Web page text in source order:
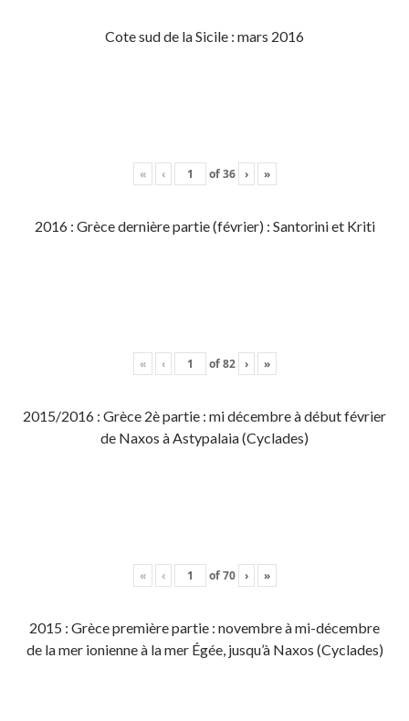
Cote sud de la Sicile : mars 2016
« ‹ of36 › »
2016 : Grèce dernière partie (février) : Santorini et Kriti
« ‹ of82 › »
2015/2016 : Grèce 2è partie : mi décembre à début février
de Naxos à Astypalaia (Cyclades)
« ‹ of70 › »
2015 : Grèce première partie : novembre à mi-décembre
de la mer ionienne à la mer Égée, jusqu’à Naxos (Cyclades)